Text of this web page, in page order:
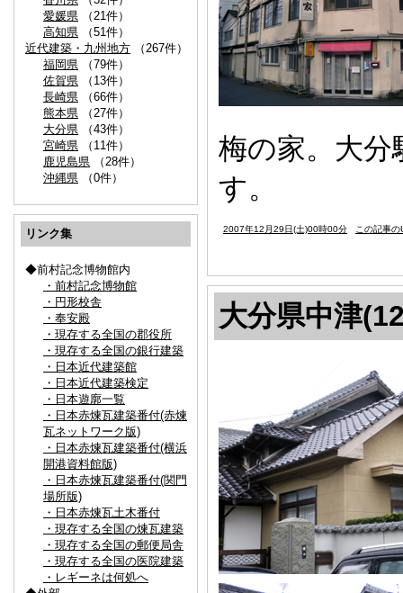
愛媛県 （21件）
高知県 （51件）
近代建築・九州地方 （267件）
福岡県 （79件）
佐賀県 （13件）
長崎県 （66件）
熊本県 （27件）
大分県 （43件）
宮崎県 （11件）
鹿児島県 （28件）
沖縄県 （0件）
リンク集
◆前村記念博物館内
・前村記念博物館
・円形校舎
・奉安殿
・現存する全国の郡役所
・現存する全国の銀行建築
・日本近代建築館
・日本近代建築検定
・日本遊廓一覧
・日本赤煉瓦建築番付(赤煉
瓦ネットワーク版)
・日本赤煉瓦建築番付(横浜
開港資料館版)
・日本赤煉瓦建築番付(関門
場所版)
・日本赤煉瓦土木番付
・現存する全国の煉瓦建築
・現存する全国の郵便局舎
・現存する全国の医院建築
・レギーネは何処へ
梅の家。大
す。
2007年12月29日(土)00時00分 この記事の
大分県中津